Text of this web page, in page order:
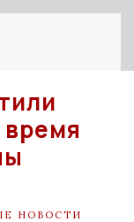
НОВОСТИ